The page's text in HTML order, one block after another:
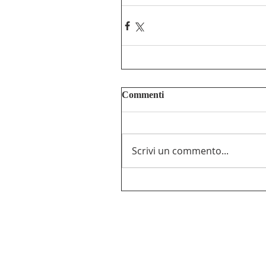
Commenti
Scrivi un commento...